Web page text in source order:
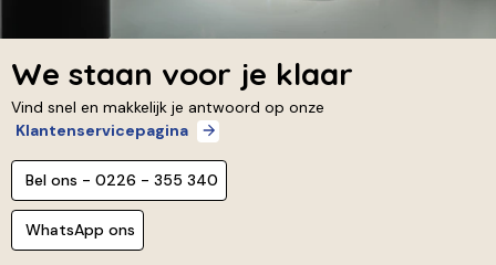
We staan voor je klaar
Vind snel en makkelijk je antwoord op onze
Klantenservicepagina
Bel ons - 0226 - 355 340
WhatsApp ons